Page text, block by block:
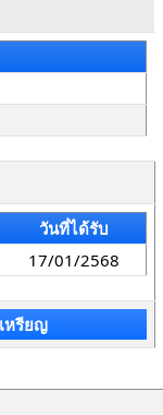
วันที่ได้รับ
17/01/2568
หรียญ